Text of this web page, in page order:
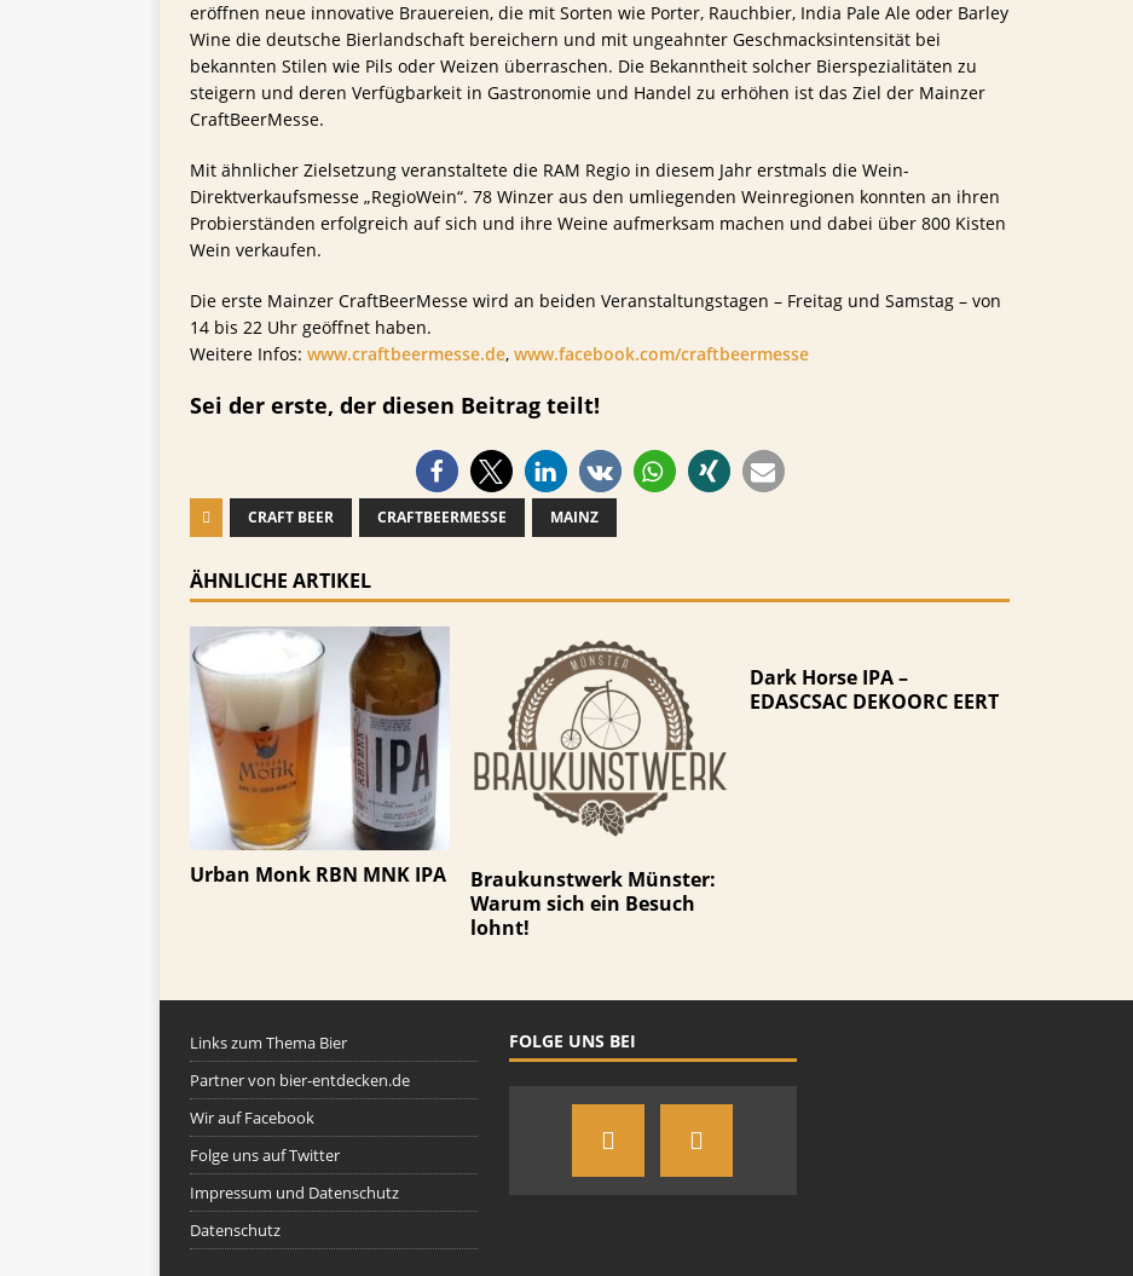
eröffnen neue innovative Brauereien, die mit Sorten wie Porter, Rauchbier, India Pale Ale oder Barley
Wine die deutsche Bierlandschaft bereichern und mit ungeahnter Geschmacksintensität bei
bekannten Stilen wie Pils oder Weizen überraschen. Die Bekanntheit solcher Bierspezialitäten zu
steigern und deren Verfügbarkeit in Gastronomie und Handel zu erhöhen ist das Ziel der Mainzer
CraftBeerMesse.
Mit ähnlicher Zielsetzung veranstaltete die RAM Regio in diesem Jahr erstmals die Wein-
Direktverkaufsmesse „RegioWein“. 78 Winzer aus den umliegenden Weinregionen konnten an ihren
Probierständen erfolgreich auf sich und ihre Weine aufmerksam machen und dabei über 800 Kisten
Wein verkaufen.
Die erste Mainzer CraftBeerMesse wird an beiden Veranstaltungstagen – Freitag und Samstag – von
14 bis 22 Uhr geöffnet haben.
Weitere Infos: www.craftbeermesse.de, www.facebook.com/craftbeermesse
Sei der erste, der diesen Beitrag teilt!
CRAFT BEER CRAFTBEERMESSE MAINZ
ÄHNLICHE ARTIKEL
Urban Monk RBN MNK IPA
Braukunstwerk Münster:
Warum sich ein Besuch
lohnt!
Dark Horse IPA –
EDASCSAC DEKOORC EERT
Links zum Thema Bier
Partner von bier-entdecken.de
Wir auf Facebook
Folge uns auf Twitter
Impressum und Datenschutz
Datenschutz
FOLGE UNS BEI